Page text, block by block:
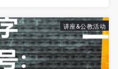
讲座&公教活动
且同意。
且同意。
且同意。